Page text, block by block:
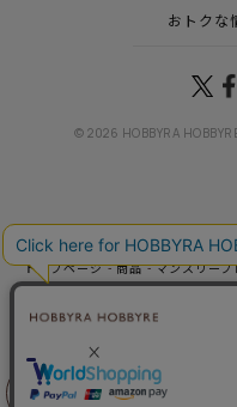
前に戻る
おトクな
© 2026 HOBBYRA
トップページ 登録 【8/10予約】
トップページ
商品 マンスリー
トップページ
特集一覧
トップページ
トップページ
キット
トップページ
キット